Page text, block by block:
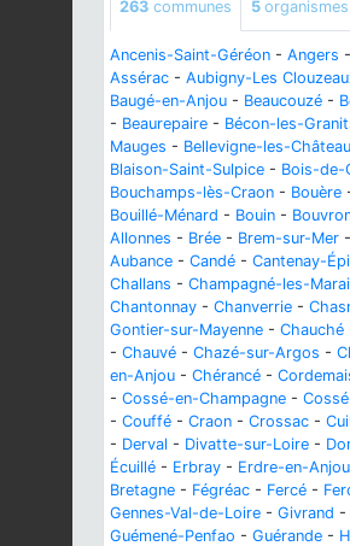
263 communes 5 organismes
Ancenis-Saint-Géréon - Angers -
Assérac - Aubigny-Les
Baugé-en-Anjou - Beaucouzé -
- Beaurepaire - Bécon-les-
Mauges - Bellevigne-les-
Blaison-Saint-Sulpice - Bois-de-
Bouchamps-lès-Craon - Bouère
Bouillé-Ménard - Bouin -
Allonnes - Brée - Brem-sur-Mer -
Aubance - Candé - Cantenay-
Challans - Champagné-les-
Chantonnay - Chanverrie -
Gontier-sur-Mayenne - Chauché
- Chauvé - Chazé-sur-Argos -
en-Anjou - Chérancé -
- Cossé-en-Champagne -
- Couffé - Craon - Crossac -
- Derval - Divatte-sur-Loire -
Écuillé - Erbray - Erdre-en-Anjou
Bretagne - Fégréac - Fercé -
Gennes-Val-de-Loire - Givrand -
Guémené-Penfao - Guérande -